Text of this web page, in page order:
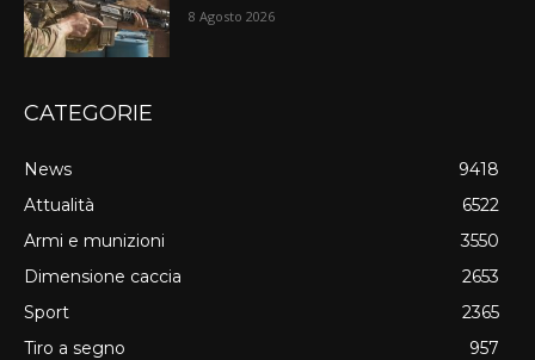
8 Agosto 2026
CATEGORIE
News
9418
Attualità
6522
Armi e munizioni
3550
Dimensione caccia
2653
Sport
2365
Tiro a segno
957